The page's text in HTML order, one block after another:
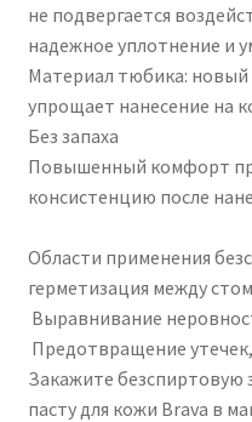
не подвергается
надежное уплотнение и
Материал тюбика:
упрощает нанесение на
Без запаха
Повышенный комфорт
консистенцию после
Области применения
герметизация между
Выравнивание
Предотвращение
Закажите
пасту для кожи Brava в